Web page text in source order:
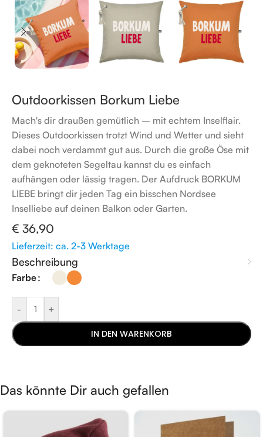
Outdoorkissen Borkum Liebe
Mach's dir draußen gemütlich – mit echtem Inselflair.
Dieses Outdoorkissen trotzt Wind und Wetter und sieht
dabei noch verdammt gut aus. Durch die große Öse mit
dem geknoteten Segeltau kannst du es einfach
aufhängen oder lässig tragen. Der Aufdruck BORKUM
LIEBE bringt dir jeden Tag ein bisschen Nordsee
Inselliebe auf deinen Balkon oder Garten.
€ 36,90
Lieferzeit: ca. 2-3 Werktage
Beschreibung
Farbe
- +
IN DEN WARENKORB
Das könnte Dir auch gefallen